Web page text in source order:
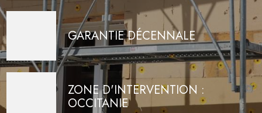
GARANTIE DÉCENNALE
ZONE D'INTERVENTION :
OCCITANIE